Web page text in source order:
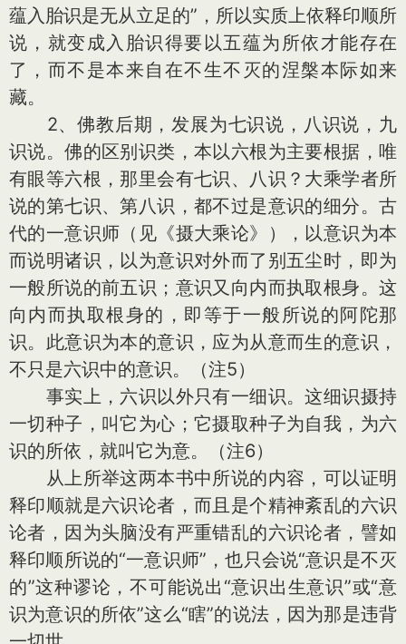
蕴入胎识是无从立足的”，所以实质上依释印顺所
说，就变成入胎识得要以五蕴为所依才能存在
了，而不是本来自在不生不灭的涅槃本际如来
藏。
2、佛教后期，发展为七识说，八识说，九
识说。佛的区别识类，本以六根为主要根据，唯
有眼等六根，那里会有七识、八识？大乘学者所
说的第七识、第八识，都不过是意识的细分。古
代的一意识师（见《摄大乘论》），以意识为本
而说明诸识，以为意识对外而了别五尘时，即为
一般所说的前五识；意识又向内而执取根身。这
向内而执取根身的，即等于一般所说的阿陀那
识。此意识为本的意识，应为从意而生的意识，
不只是六识中的意识。（注5）
事实上，六识以外只有一细识。这细识摄持
一切种子，叫它为心；它摄取种子为自我，为六
识的所依，就叫它为意。（注6）
从上所举这两本书中所说的内容，可以证明
释印顺就是六识论者，而且是个精神紊乱的六识
论者，因为头脑没有严重错乱的六识论者，譬如
释印顺所说的“一意识师”，也只会说“意识是不灭
的”这种谬论，不可能说出“意识出生意识”或“意
识为意识的所依”这么“瞎”的说法，因为那是违背